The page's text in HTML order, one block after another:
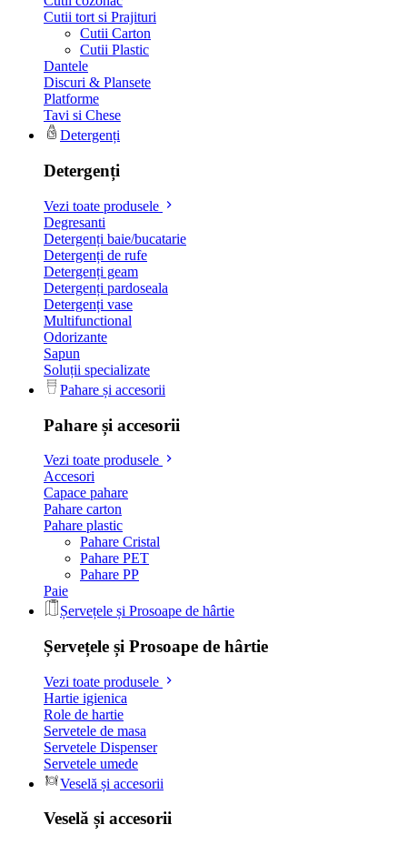
Cutii tort si Prajituri
Cutii Carton
Cutii Plastic
Dantele
Discuri & Plansete
Platforme
Tavi si Chese
Detergenți
Detergenți
Vezi toate produsele
Degresanti
Detergenți baie/bucatarie
Detergenți de rufe
Detergenți geam
Detergenți pardoseala
Detergenți vase
Multifunctional
Odorizante
Sapun
Soluții specializate
Pahare și accesorii
Pahare și accesorii
Vezi toate produsele
Accesori
Capace pahare
Pahare carton
Pahare plastic
Pahare Cristal
Pahare PET
Pahare PP
Paie
Șervețele și Prosoape de hârtie
Șervețele și Prosoape de hârtie
Vezi toate produsele
Hartie igienica
Role de hartie
Servetele de masa
Servetele Dispenser
Servetele umede
Veselă și accesorii
Veselă și accesorii